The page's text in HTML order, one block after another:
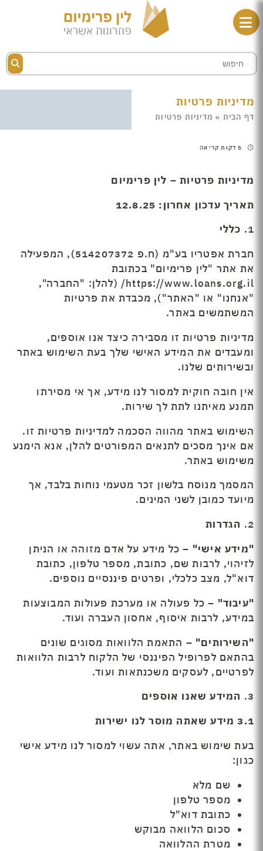
מדיניות פרטיות
דף הבית »מדיניות פרטיות
מדיניות פרטיות – לין פרימיום
תאריך עדכון אחרון: 12.8.25
1.
כללי
חברת אפטריו בע"מ (ח.פ 514207372), המפעילה
את אתר "לין פרימיום" בכתובת
https://www.loans.org.il/ (להלן: "החברה",
"אנחנו" או "האתר"), מכבדת את פרטיות
המשתמשים באתר.
מדיניות פרטיות זו מסבירה כיצד אנו אוספים,
ומעבדים את המידע האישי שלך בעת השימוש באתר
ובשירותים שלנו.
אין חובה חוקית למסור לנו מידע, אך אי מסירתו
תמנע מאיתנו לתת לך שירות.
השימוש באתר מהווה הסכמה למדיניות פרטיות זו.
אם אינך מסכים לתנאים המפורטים להלן, אנא הימנע
משימוש באתר.
המסמך מנוסח בלשון זכר מטעמי נוחות בלבד, אך
מיועד כמובן לשני המינים.
2.
הגדרות
"מידע אישי" – כל מידע על אדם מזוהה או הניתן
לזיהוי, לרבות שם, כתובת, מספר טלפון, כתובת
דוא"ל, מצב כלכלי, ופרטים פיננסיים נוספים.
"עיבוד" – כל פעולה או מערכת פעולות המבוצעות
במידע, לרבות איסוף, אחסון העברה ועוד.
"השירותים" – התאמת הלוואות מסוגים שונים
בהתאם לפרופיל הפיננסי של הלקוח לרבות הלוואות
לפרטיים, לעסקים משכנתאות ועוד.
3.
המידע שאנו אוספים
3.1 מידע שאתה מוסר לנו ישירות
בעת שימוש באתר, אתה עשוי למסור לנו מידע אישי
כגון:
שם מלא
מספר טלפון
כתובת דוא"ל
סכום הלוואה מבוקש
מטרת ההלוואה